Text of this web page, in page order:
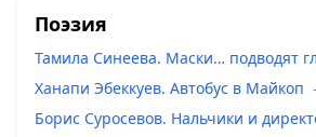
Поэзия
Тамила Синеева. Маски… подводят
Ханапи Эбеккуев. Автобус в Майкоп
Борис Суросевов. Нальчики и